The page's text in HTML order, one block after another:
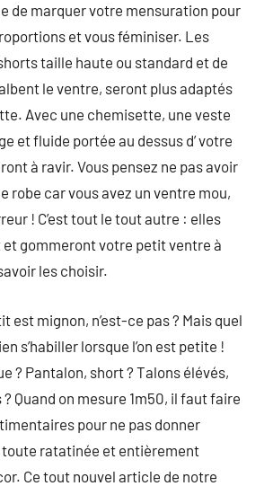
de marquer votre mensuration pour
et vous féminiser. Les
taille haute ou standard et de
le ventre, seront plus adaptés
Avec une chemisette, une veste
et fluide portée au dessus d’ votre
à ravir. Vous pensez ne pas avoir
robe car vous avez un ventre mou,
! C’est tout le tout autre : elles
gommeront votre petit ventre à
les choisir.
est mignon, n’est-ce pas ? Mais quel
s’habiller lorsque l’on est petite !
? Pantalon, short ? Talons élévés,
Quand on mesure 1m50, il faut faire
pour ne pas donner
toute ratatinée et entièrement
Ce tout nouvel article de notre